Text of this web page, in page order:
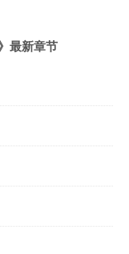
最新章节